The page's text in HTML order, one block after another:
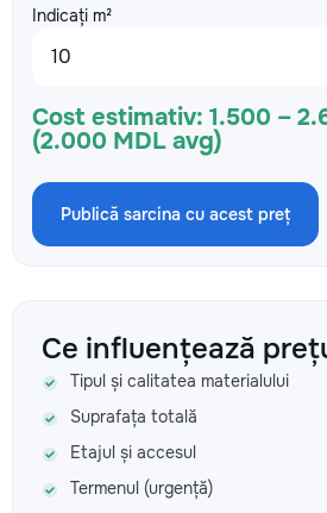
Indicați m²
Cost estimativ: 1.500 –
(2.000 MDL avg)
Publică sarcina cu acest preț
Ce influențează
Tipul și calitatea materialului
Suprafața totală
Etajul și accesul
Termenul (urgență)